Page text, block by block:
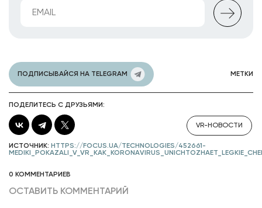
ПОДПИСЫВАЙСЯ НА TELEGRAM МЕТКИ
ПОДЕЛИТЕСЬ С ДРУЗЬЯМИ:
VR-НОВОСТИ
ИСТОЧНИК: HTTPS://FOCUS.UA/TECHNOLOGIES/452661-
0 КОММЕНТАРИЕВ
ОСТАВИТЬ КОММЕНТАРИЙ